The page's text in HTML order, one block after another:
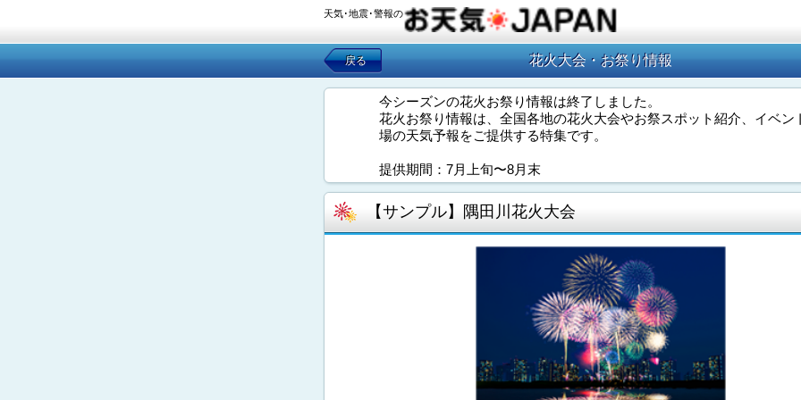
天気･地震･警報の
戻る 花火大会・お祭り情報
今シーズンの花火お祭り情報は終了しました。
花火お祭り情報は、全国各地の花火大会やお祭スポット紹介、イベン
場の天気予報をご提供する特集です。
提供期間：7月上旬〜8月末
【サンプル】隅田川花火大会